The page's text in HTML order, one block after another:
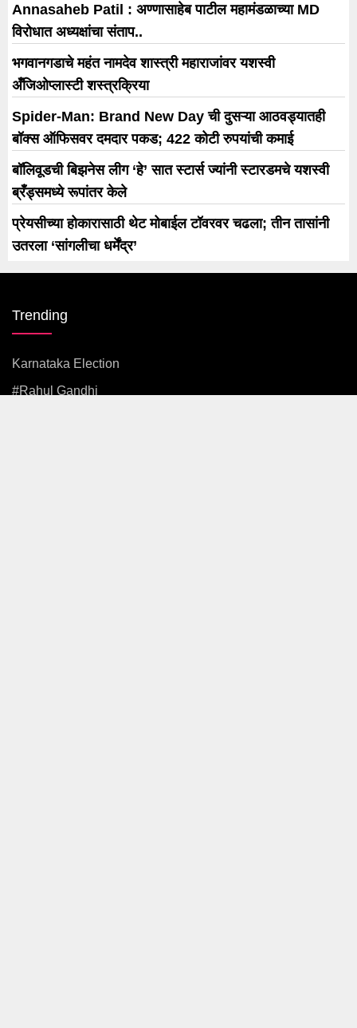
Annasaheb Patil : अण्णासाहेब पाटील महामंडळाच्या MD
विरोधात अध्यक्षांचा संताप..
भगवानगडाचे महंत नामदेव शास्त्री महाराजांवर यशस्वी
अँजिओप्लास्टी शस्त्रक्रिया
Spider-Man: Brand New Day ची दुसऱ्या आठवड्यातही
बॉक्स ऑफिसवर दमदार पकड; 422 कोटी रुपयांची कमाई
बॉलिवूडची बिझनेस लीग ‘हे’ सात स्टार्स ज्यांनी स्टारडमचे यशस्वी
ब्रँड्समध्ये रूपांतर केले
प्रेयसीच्या होकारासाठी थेट मोबाईल टॉवरवर चढला; तीन तासांनी
उतरला ‘सांगलीचा धर्मेंद्र’
Trending
Karnataka Election
#rahul Gandhi